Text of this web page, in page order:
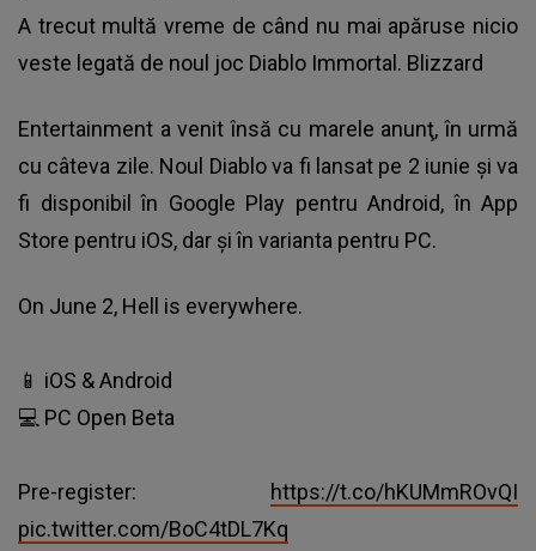
A trecut multă vreme de când nu mai apăruse nicio
veste legată de noul joc Diablo Immortal. Blizzard
Entertainment a venit însă cu marele anunţ, în urmă
cu câteva zile. Noul Diablo va fi lansat pe 2 iunie şi va
fi disponibil în Google Play pentru Android, în App
Store pentru iOS, dar şi în varianta pentru PC.
On June 2, Hell is everywhere.
📱 iOS & Android
💻 PC Open Beta
Pre-register: https://t.co/hKUMmROvQI
pic.twitter.com/BoC4tDL7Kq